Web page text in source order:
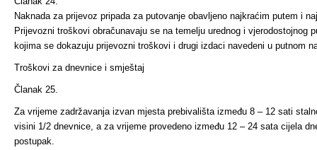
Naknada za prijevoz pripada za putovanje obavljeno najkraćim putem i
Prijevozni troškovi obračunavaju se na temelju urednog i vjerodostojnog
kojima se dokazuju prijevozni troškovi i drugi izdaci navedeni u putnom
Troškovi za dnevnice i smještaj
Članak 25.
Za vrijeme zadržavanja izvan mjesta prebivališta između 8 – 12 sati
visini 1/2 dnevnice, a za vrijeme provedeno između 12 – 24 sata cijela
postupak.